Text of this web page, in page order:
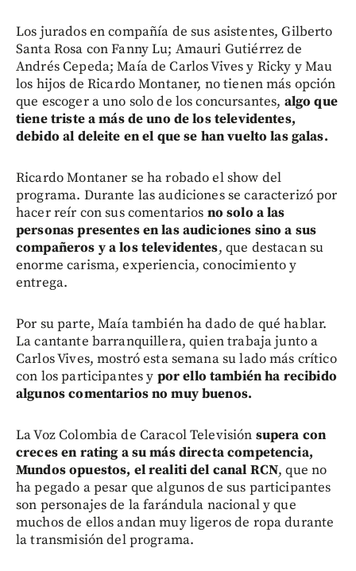
Los jurados en compañía de sus asistentes, Gilberto
Santa Rosa con Fanny Lu; Amauri Gutiérrez de
Andrés Cepeda; Maía de Carlos Vives y Ricky y Mau
los hijos de Ricardo Montaner, no tienen más opción
que escoger a uno solo de los concursantes, algo que
tiene triste a más de uno de los televidentes,
debido al deleite en el que se han vuelto las galas.
Ricardo Montaner se ha robado el show del
programa. Durante las audiciones se caracterizó por
hacer reír con sus comentarios no solo a las
personas presentes en las audiciones sino a sus
compañeros y a los televidentes, que destacan su
enorme carisma, experiencia, conocimiento y
entrega.
Por su parte, Maía también ha dado de qué hablar.
La cantante barranquillera, quien trabaja junto a
Carlos Vives, mostró esta semana su lado más crítico
con los participantes y por ello también ha recibido
algunos comentarios no muy buenos.
La Voz Colombia de Caracol Televisión supera con
creces en rating a su más directa competencia,
Mundos opuestos, el realiti del canal RCN, que no
ha pegado a pesar que algunos de sus participantes
son personajes de la farándula nacional y que
muchos de ellos andan muy ligeros de ropa durante
la transmisión del programa.